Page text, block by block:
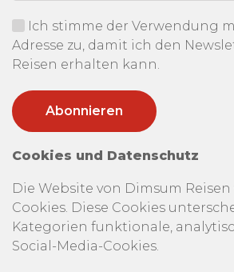
Ich stimme der Verwendung
Adresse zu, damit ich den
Reisen erhalten kann.
Cookies und Datenschutz
Die Website von Dimsum
Cookies. Diese Cookies
Kategorien funktionale,
Social-Media-Cookies.